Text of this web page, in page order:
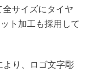
サイズにタイヤ
ト加工も採用して
より、ロゴ文字彫